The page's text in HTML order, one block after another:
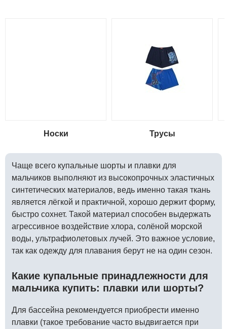
Носки Трусы
Чаще всего купальные шорты и плавки для
мальчиков выполняют из высокопрочных эластичных
синтетических материалов, ведь именно такая ткань
является лёгкой и практичной, хорошо держит форму,
быстро сохнет. Такой материал способен выдержать
агрессивное воздействие хлора, солёной морской
воды, ультрафиолетовых лучей. Это важное условие,
так как одежду для плавания берут не на один сезон.
Какие купальные принадлежности для
мальчика купить: плавки или шорты?
Для бассейна рекомендуется приобрести именно
плавки (такое требование часто выдвигается при